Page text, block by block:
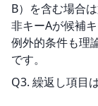
B）を含む場合
非キーAが候補
例外的条件も理
です。
Q3. 繰返し項目